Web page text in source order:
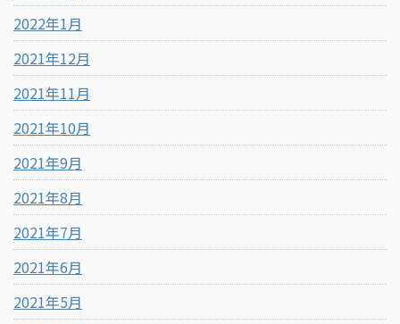
2022年1月
2021年12月
2021年11月
2021年10月
2021年9月
2021年8月
2021年7月
2021年6月
2021年5月